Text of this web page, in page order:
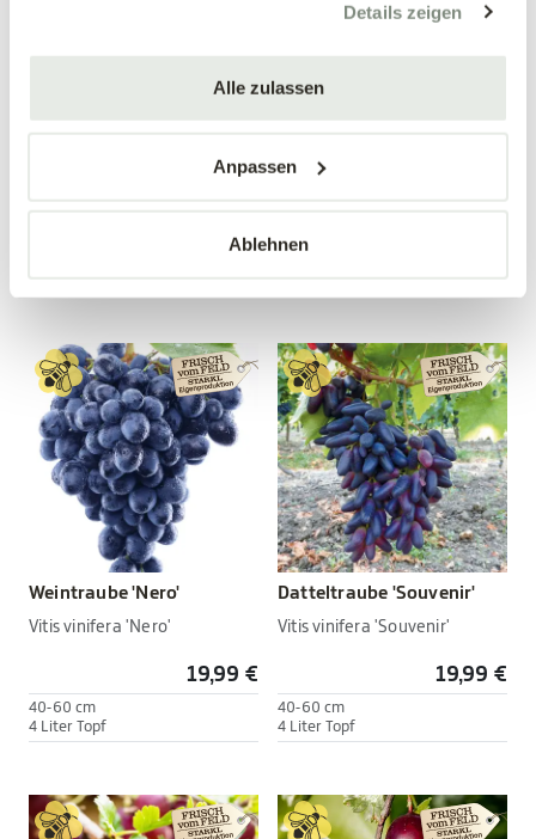
Details zeigen
Alle zulassen
Anpassen
Ablehnen
'Konstantinopeler'
10 Liter Topf
Birnenquitte 'Bereczki'
Busch
10 Liter Topf
Weintraube 'Nero'
Vitis vinifera 'Nero'
19,99 €
40-60 cm
4 Liter Topf
Datteltraube 'Souvenir'
Vitis vinifera 'Souvenir'
19,99 €
40-60 cm
4 Liter Topf